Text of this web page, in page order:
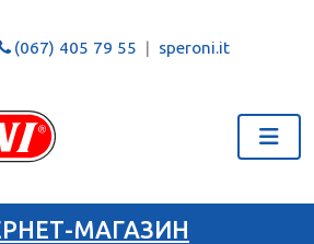
(067) 405 79 55 speroni.it
МАГАЗИН